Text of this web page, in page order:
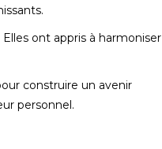
ont appris à harmoniser
construire un avenir
personnel.